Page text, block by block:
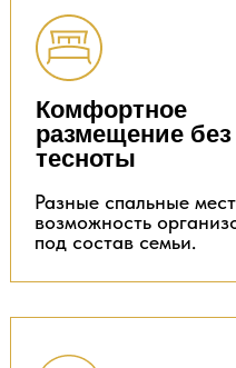
Комфортное
размещение без
тесноты
Разные спальные
возможность
под состав семьи.